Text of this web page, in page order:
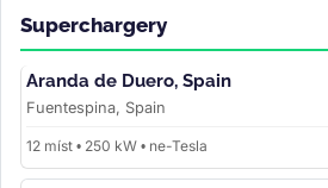
Superchargery
Aranda de Duero, Spain
Fuentespina, Spain
12 míst • 250 kW • ne-Tesla